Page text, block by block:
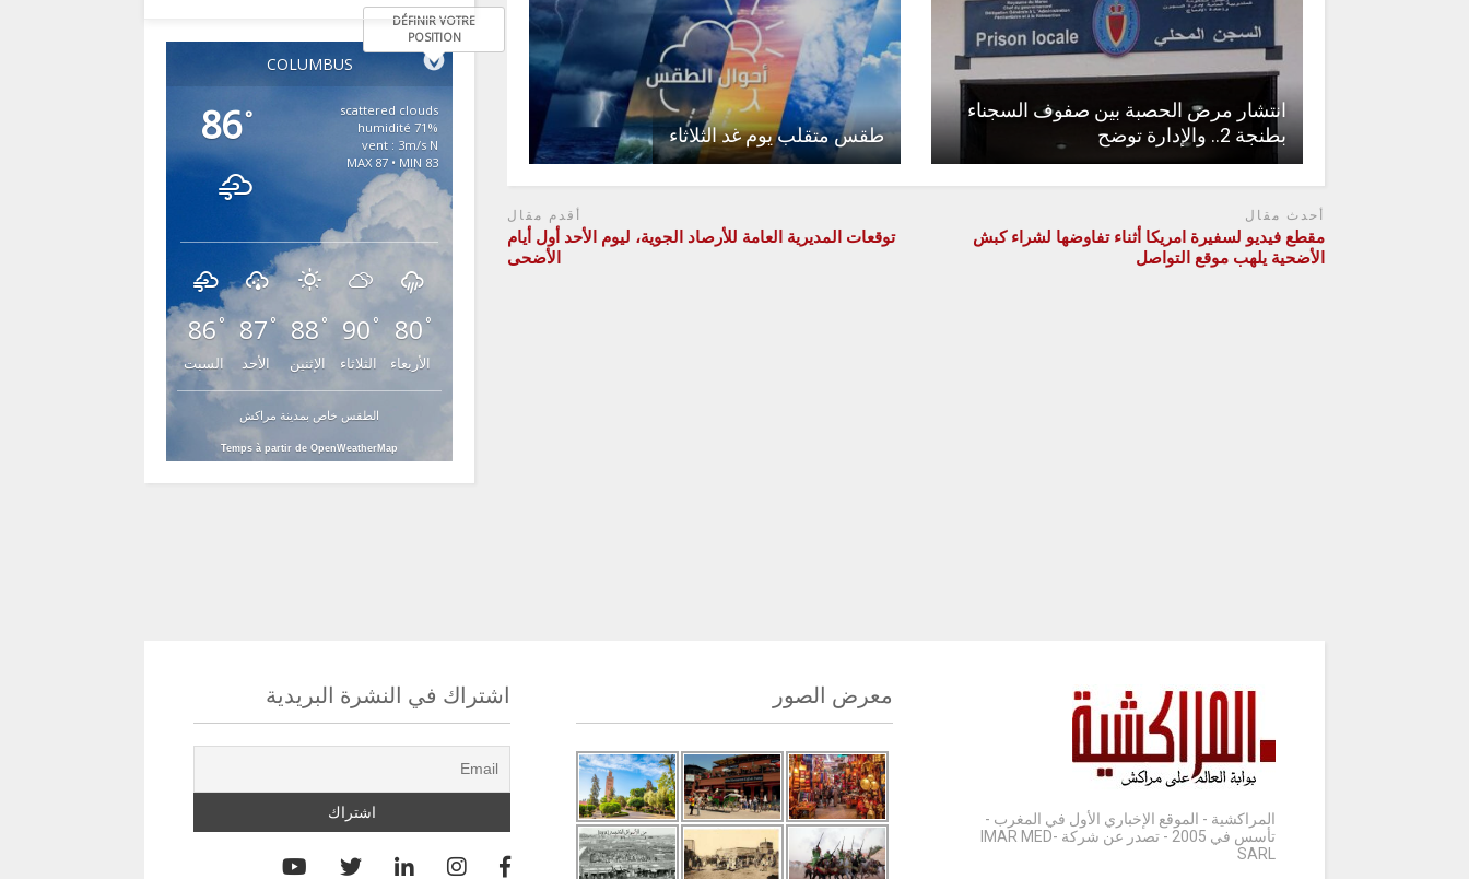
انتشار مرض الحصبة بين صفوف السجناء
بطنجة 2.. والإدارة توضح
طقس متقلب يوم غد الثلاثاء
أحدث مقال
مقطع فيديو لسفيرة امريكا أثناء تفاوضها لشراء كبش
الأضحية يلهب موقع التواصل
أقدم مقال
توقعات المديرية العامة للأرصاد الجوية، ليوم الأحد أول أيام
الأضحى
COLUMBUS
DÉFINIR VOTRE
POSITION
86°
scattered clouds
71% humidité
vent : 3m/s N
MAX 87 • MIN 83
86 °
السبت
87 °
الأحد
88 °
الإثنين
90 °
الثلاثاء
80 °
الأربعاء
الطقس خاص بمدينة مراكش
Temps à partir de OpenWeatherMap
المراكشية - الموقع الإخباري الأول في المغرب -
تأسس في 2005 - تصدر عن شركة IMAR MED-
SARL
معرض الصور اشتراك في النشرة البريدية